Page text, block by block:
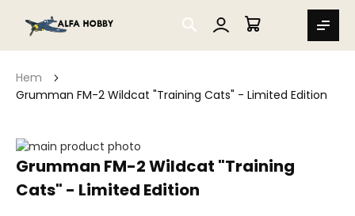
SEARCH
MIN VARUKORG
Hem
Grumman FM-2 Wildcat "Training Cats" - Limited Edition
Grumman FM-2 Wildcat "Training
Cats" - Limited Edition
Hoppa
till
av
Hoppa
början